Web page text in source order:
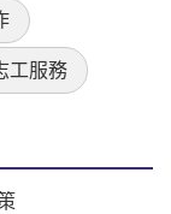
工服務